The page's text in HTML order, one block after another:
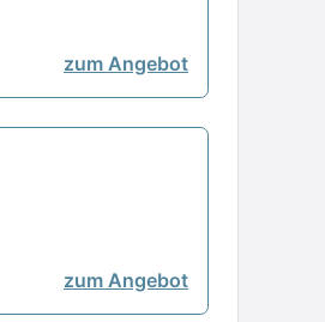
zum Angebot
zum Angebot